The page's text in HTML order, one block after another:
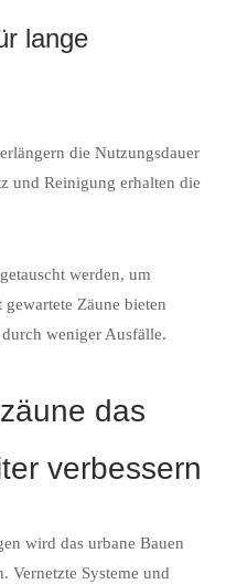
lange
die Nutzungsdauer
und Reinigung erhalten die
werden, um
Zäune bieten
weniger Ausfälle.
das
verbessern
wird das urbane Bauen
Vernetzte Systeme und